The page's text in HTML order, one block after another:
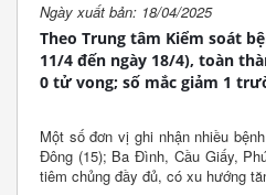
Ngày xuất bản: 18/04/2025
Theo Trung tâm Kiểm soát
11/4 đến ngày 18/4), toàn
0 tử vong; số mắc giảm 1
Một số đơn vị ghi nhận nhiều
Đông (15); Ba Đình, Cầu Giấy,
tiêm chủng đầy đủ, có xu hướng